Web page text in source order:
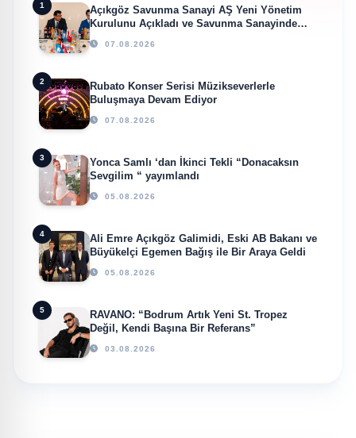
1
Açıkgöz Savunma Sanayi AŞ Yeni Yönetim
Kurulunu Açıkladı ve Savunma Sanayinde
07.08.2026
2
Rubato Konser Serisi Müzikseverlerle
Buluşmaya Devam Ediyor
07.08.2026
3
Yonca Samlı ‘dan İkinci Tekli “Donacaksın
Sevgilim “ yayımlandı
05.08.2026
4
Ali Emre Açıkgöz Galimidi, Eski AB Bakanı ve
Büyükelçi Egemen Bağış ile Bir Araya Geldi
05.08.2026
5
RAVANO: “Bodrum Artık Yeni St. Tropez
Değil, Kendi Başına Bir Referans”
03.08.2026